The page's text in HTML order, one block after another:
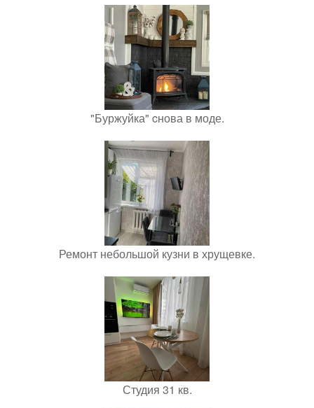
"Буржуйка" cнова в моде.
Ремонт небольшой кузни в хрущевке.
Студия 31 кв.